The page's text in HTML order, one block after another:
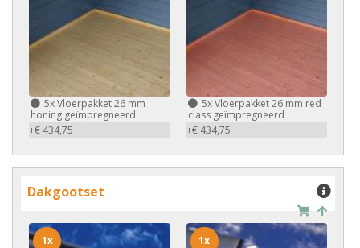
5xVloerpakket 26 mm
honing geïmpregneerd
+€ 434,75
5xVloerpakket 26 mm red
class geïmpregneerd
+€ 434,75
Dakgootset
1x 1x